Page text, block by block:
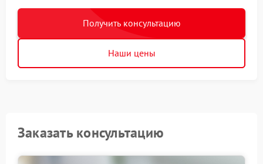
Получить консультацию
Наши цены
Заказать консультацию